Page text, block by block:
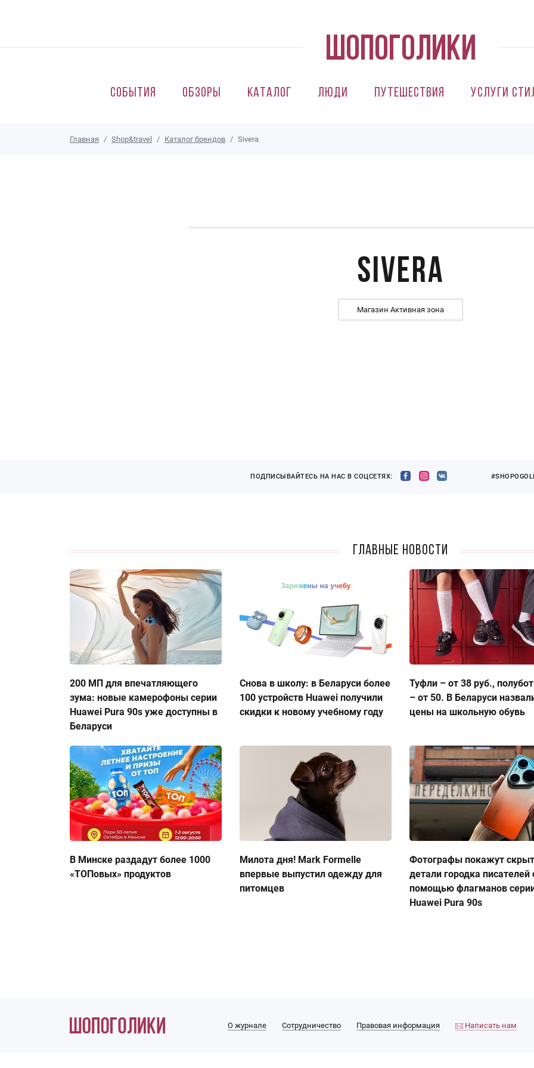
События Обзоры Каталог Люди Путешествия Услуги
Главная Shop&travel Каталог брендов Sivera
Sivera
Магазин Активная зона
ПОДПИСЫВАЙТЕСЬ НА НАС В СОЦСЕТЯХ:
Главные новости
200 МП для впечатляющего
зума: новые камерофоны серии
Huawei Pura 90s уже доступны в
Беларуси
Снова в школу: в Беларуси более
100 устройств Huawei получили
скидки к новому учебному году
Туфли – от 38 руб.,
– от 50. В Беларуси
цены на школьную обувь
В Минске раздадут более 1000
«ТОПовых» продуктов
Милота дня! Mark Formelle
впервые выпустил одежду для
питомцев
Фотографы покажут
детали городка писателей
помощью флагманов
Huawei Pura 90s
О журнале Сотрудничество Правовая информация Написать нам